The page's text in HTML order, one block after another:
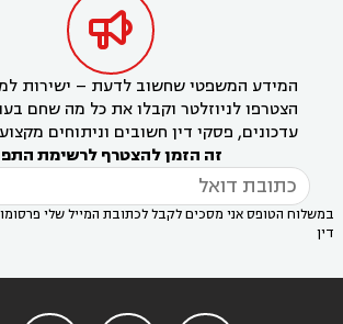

המידע המשפטי שחשוב לדעת – ישירות
הצטרפו לניוזלטר וקבלו את כל מה שחם
עדכונים, פסקי דין חשובים וניתוחים
זה הזמן להצטרף לרשימת
במשלוח הטופס אני מסכים לקבל לכתובת המייל שלי
דין